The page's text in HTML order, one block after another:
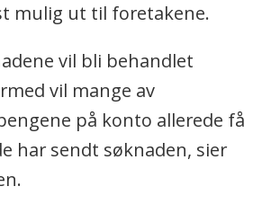
mulig ut til foretakene.
vil bli behandlet
vil mange av
på konto allerede få
har sendt søknaden, sier